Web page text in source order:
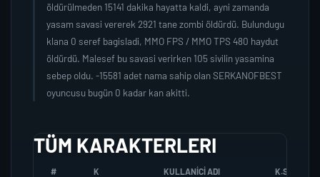
öldürülmeden 15141 dakika hayatta kaldi, ayni zamanda
yasam savasi vererek 2921 tane zombi öldürdü. Bulundugu
klana 0 seref bagisladi, MMO FPS / MMO TPS 480 haydut
öldürdü. Malesef bu savasi verirken 105 sivilin yasamina
sebep oldu. -15581 adet nama sahip olan SERKANOFBEST
oyuncusu bugün 0 kadar kan akitti.
TÜM KARAKTERLERI
# K KULLANICI ADI K.SEREFI